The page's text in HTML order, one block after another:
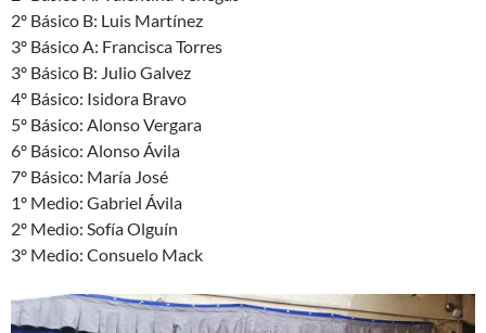
2º Básico B: Luis Martínez
3º Básico A: Francisca Torres
3º Básico B: Julio Galvez
4º Básico: Isidora Bravo
5º Básico: Alonso Vergara
6º Básico: Alonso Ávila
7º Básico: María José
1º Medio: Gabriel Ávila
2º Medio: Sofía Olguín
3º Medio: Consuelo Mack